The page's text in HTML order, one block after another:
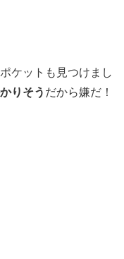
ケットも見つけまし
りそう だから嫌だ！